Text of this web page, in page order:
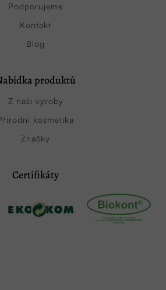
Podporujeme
Kontakt
Blog
produktů
Z naší výroby
kosmetika
Značky
Certifikáty